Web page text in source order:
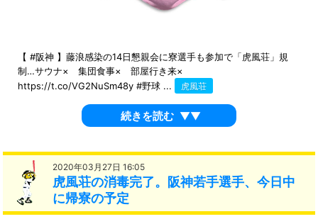
【 #阪神 】藤浪感染の14日懇親会に寮選手も参加で「虎風荘」規
制…サウナ× 集団食事× 部屋行き来×
https://t.co/VG2NuSm48y #野球 ...
虎風荘
続きを読む ▼▼
2020年03月27日 16:05
虎風荘の消毒完了。阪神若手選手、今日中
に帰寮の予定